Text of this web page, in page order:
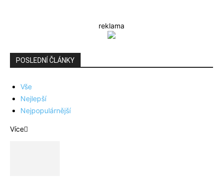
reklama
POSLEDNÍ ČLÁNKY
Vše
Nejlepší
Nejpopulárnější
Více